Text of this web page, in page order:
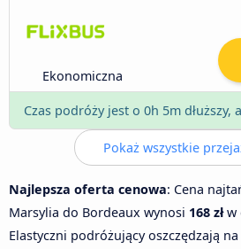
Ekonomiczna
Czas podróży jest o 0h 5m dłuższy,
Pokaż wszystkie
Najlepsza oferta cenowa: Cena
Marsylia do Bordeaux wynosi 168 złw
Elastyczni podróżujący oszczędzają